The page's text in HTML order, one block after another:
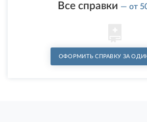
Все справки — от
ОФОРМИТЬ СПРАВКУ ЗА